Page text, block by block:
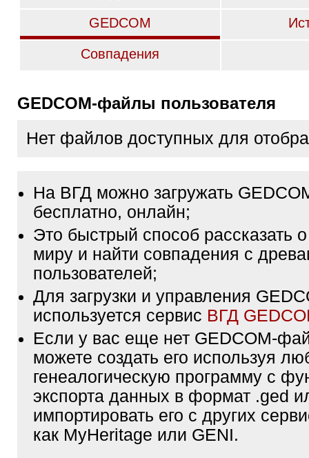
GEDCOM
Совпадения
GEDCOM-файлы пользователя
Нет файлов доступных для
На ВГД можно загружать
бесплатно, онлайн;
Это быстрый способ рассказать
миру и найти совпадения с
пользователей;
Для загрузки и управления
используется сервис ВГД
Если у вас еще нет GEDCOM-
можете создать его используя
генеалогическую программу с
экспорта данных в формат .ged
импортировать его с других
как MyHeritage или GENI.